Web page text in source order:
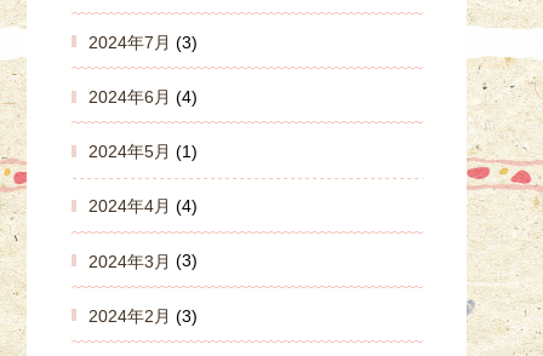
2024年7月 (3)
2024年6月 (4)
2024年5月 (1)
2024年4月 (4)
2024年3月 (3)
2024年2月 (3)